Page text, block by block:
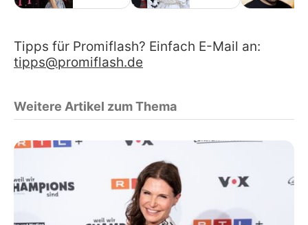
Tipps für Promiflash? Einfach E-Mail an:
tipps@promiflash.de
Weitere Artikel zum Thema